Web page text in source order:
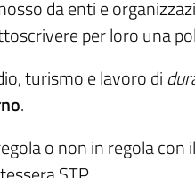
da enti e
per loro una
turismo e lavoro di
.
o non in regola